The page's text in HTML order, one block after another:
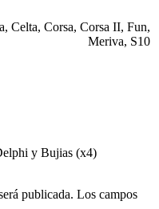
, Celta, Corsa, Corsa II, Fun,
Meriva, S10
y Bujias (x4)
publicada. Los campos